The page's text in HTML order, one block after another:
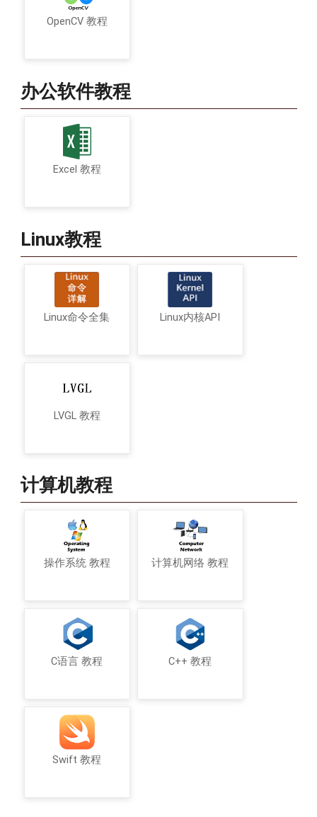
OpenCV 教程
办公软件教程
Excel 教程
Linux教程
Linux命令全集 Linux内核API
LVGL 教程
计算机教程
操作系统 教程 计算机网络 教程
C语言 教程 C++ 教程
Swift 教程